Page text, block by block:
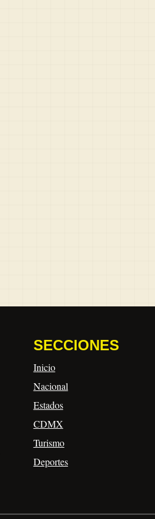
SECCIONES
Inicio
Nacional
Estados
CDMX
Turismo
Deportes